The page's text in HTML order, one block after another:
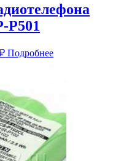
P501
₽Текущая
Подробнее